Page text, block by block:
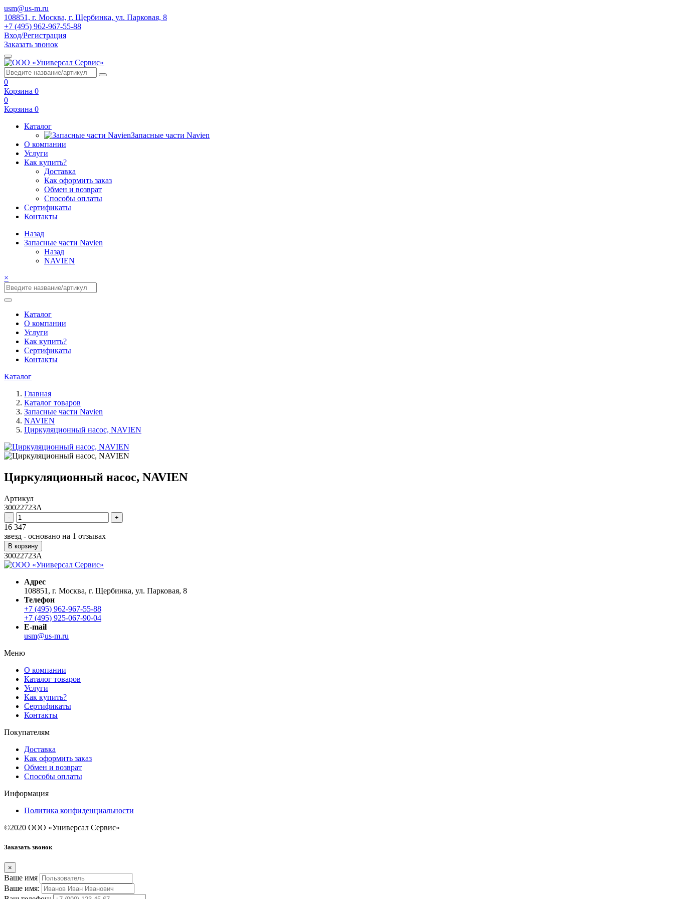
usm@us-m.ru
108851, г. Москва, г. Щербинка, ул. Парковая, 8
+7 (495) 962-967-55-88
Вход/Регистрация
Заказать звонок
0
Корзина 0
0
Корзина 0
Каталог
Запасные части Navien
О компании
Услуги
Как купить?
Доставка
Как оформить заказ
Обмен и возврат
Способы оплаты
Сертификаты
Контакты
Назад
Запасные части Navien
Назад
NAVIEN
×
Каталог
О компании
Услуги
Как купить?
Сертификаты
Контакты
Каталог
Главная
Каталог товаров
Запасные части Navien
NAVIEN
Циркуляционный насос, NAVIEN
Циркуляционный насос, NAVIEN
Артикул
30022723A
- +
16 347
звезд - основано на 1 отзывах
В корзину
30022723A
Адрес
108851, г. Москва, г. Щербинка, ул. Парковая, 8
Телефон
+7 (495) 962-967-55-88
+7 (495) 925-067-90-04
E-mail
usm@us-m.ru
Меню
О компании
Каталог товаров
Услуги
Как купить?
Сертификаты
Контакты
Покупателям
Доставка
Как оформить заказ
Обмен и возврат
Способы оплаты
Информация
Политика конфиденциальности
©2020 ООО «Универсал Сервис»
Заказать звонок
×
Ваше имя
Ваше имя: